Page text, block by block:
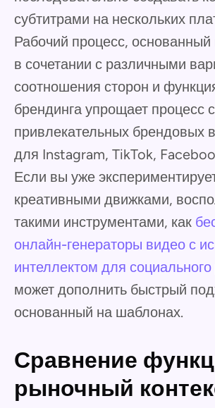
субтитрами на нескольких
Рабочий процесс,
в сочетании с различными
соотношения сторон и
брендинга упрощает процесс
привлекательных брендовых
для Instagram, TikTok,
Если вы уже
креативными движками,
такими инструментами, как
онлайн-генераторы видео с
интеллектом для
может дополнить быстрый
основанный на шаблонах.
Сравнение
рыночный